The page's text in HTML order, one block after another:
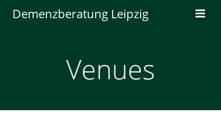
Inhalt
Demenzberatung Leipzig
Venues